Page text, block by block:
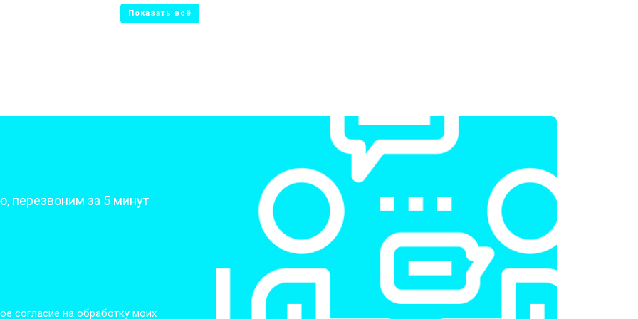
от 50 мин
от 2200 ₽
от 1700 ₽ Заказать
от 2600 ₽ Заказать
от 60 мин Заказать
перезвоним за 5 минут
согласие на обработку моих